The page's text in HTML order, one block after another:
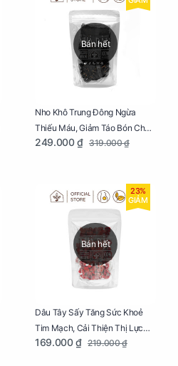
Bán hết
Nho Khô Trung Đông Ngừa
Thiếu Máu, Giảm Táo Bón Cho
Mẹ Bầu Túi 250g
249.000 ₫ 319.000 ₫
Bán hết
23%
GIẢM
Dâu Tây Sấy Tăng Sức Khoẻ
Tim Mạch, Cải Thiện Thị Lực
Cho Mẹ Bầu Túi 250g
169.000 ₫ 219.000 ₫